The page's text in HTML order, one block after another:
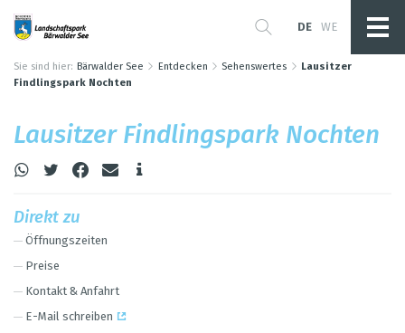
DE WE
Sie sind hier: Bärwalder See Entdecken Sehenswertes
Lausitzer
Findlingspark Nochten
Lau­sit­zer Find­lings­park Noch­ten
Direkt zu
Öff­nungs­zei­ten
Preise
Kon­takt & Anfahrt
E-Mail schrei­ben